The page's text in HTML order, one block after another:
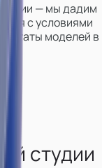
— мы дадим
с условиями
моделей в
студии